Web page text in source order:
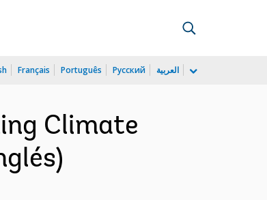
Français Português Русский العربية
Climate